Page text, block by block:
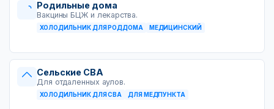
Родильные дома
Вакцины БЦЖ и лекарства.
ХОЛОДИЛЬНИК ДЛЯ РОДДОМА МЕДИЦИНСКИЙ
Сельские СВА
Для отдаленных аулов.
ХОЛОДИЛЬНИК ДЛЯ СВА ДЛЯ МЕДПУНКТА